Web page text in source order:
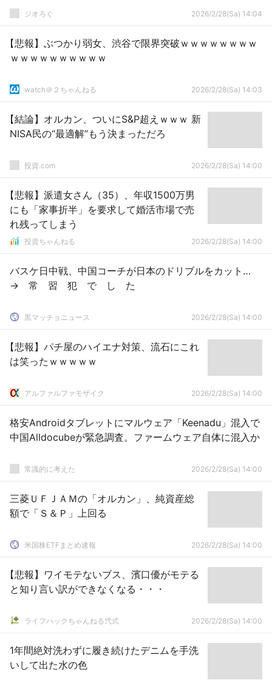
ジオろぐ 2026/2/28(Sa) 14:04
【悲報】ぶつかり弱女、渋谷で限界突破ｗｗｗｗｗｗｗｗ
ｗｗｗｗｗｗｗｗｗｗ
watch＠２ちゃんねる 2026/2/28(Sa) 14:03
【結論】オルカン、ついにS&P超えｗｗｗ 新
NISA民の“最適解”もう決まっただろ
投資.com 2026/2/28(Sa) 14:00
【悲報】派遣女さん（35）、年収1500万男
にも「家事折半」を要求して婚活市場で売
れ残ってしまう
投資ちゃんねる 2026/2/28(Sa) 14:00
バスケ日中戦、中国コーチが日本のドリブルをカット…
→ 常 習 犯 で し た
黒マッチョニュース 2026/2/28(Sa) 14:00
【悲報】パチ屋のハイエナ対策、流石にこれ
は笑ったｗｗｗｗｗ
アルファルファモザイク 2026/2/28(Sa) 14:00
格安Androidタブレットにマルウェア「Keenadu」混入で
中国Alldocubeが緊急調査。ファームウェア自体に混入か
常識的に考えた 2026/2/28(Sa) 14:00
三菱ＵＦＪＡＭの「オルカン」、純資産総
額で「Ｓ＆Ｐ」上回る
米国株ETFまとめ速報 2026/2/28(Sa) 14:00
【悲報】ワイモテないブス、濱口優がモテる
と知り言い訳ができなくなる・・・
ライフハックちゃんねる弐式 2026/2/28(Sa) 14:00
1年間絶対洗わずに履き続けたデニムを手洗
いして出た水の色